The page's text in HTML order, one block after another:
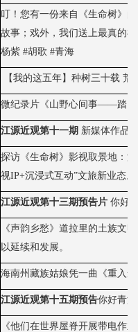
叮！您有一份来自《生命树》
故事；戏外，我们送上最真的
杨紫 #胡歌 #青海
【我的这五年】种树三十载 荒
微纪录片《山野心间事——踏雪
江源近观第十一期 新媒体作品
探访《生命树》影视取景地：
视IP+沉浸式互动”文旅新业态。
江源近观第十三期预告片 你好
《声韵乡愁》道拉里的土族文
以延续和发展。
海南州藏族姑娘凭一曲《重入
江源近观第十五期预告你好青海
《他们在世界屋脊开展带电作